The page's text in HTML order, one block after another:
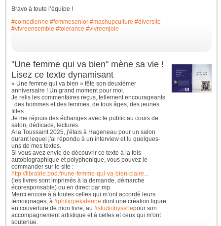
Bravo à toute l’équipe !
#comedienne #femmesenior #mashupculture #diversite
#vivreensemble #tolerance #vivreenjoie
"Une femme qui va bien" mène sa vie !
Lisez ce texte dynamisant
« Une femme qui va bien » fête son deuxièmer
anniversaire ! Un grand moment pour moi.
Je relis les commentaires reçus, tellement encourageants
: des hommes et des femmes, de tous âges, des jeunes
filles.
Je me réjouis des échanges avec le public au cours de
salon, dédicace, lectures.
A la Toussaint 2025, j'étais à Hageneau pour un salon
durant lequel j'ai répondu à un interview et lu quelques-
uns de mes textes.
Si vous avez envie de découvrir ce texte à la fois
autobiographique et polyphonique, vous pouvez le
commander sur le site :
http://librairie.bod.fr/une-femme-qui-va-bien-claire...
(les livres sont imprimés à la demande, démarche
écoresponsable) ou en direct par mp.
Merci encore à à toutes celles qui m’ont accordé leurs
témoignages, à#philippekaterine dont une création figure
en couverture de mon livre, au#studiobysshepour son
accompagnement artistique et à celles et ceux qui m'ont
soutenue.